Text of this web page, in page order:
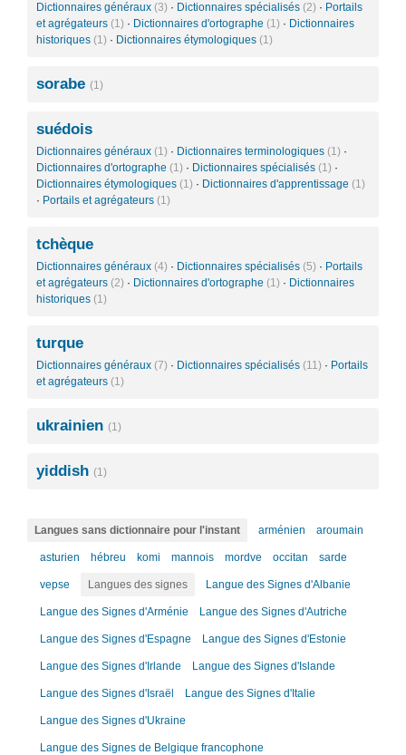
Dictionnaires généraux (3) · Dictionnaires spécialisés (2) · Portails
et agrégateurs (1) · Dictionnaires d'ortographe (1) · Dictionnaires
historiques (1) · Dictionnaires étymologiques (1)
sorabe (1)
suédois
Dictionnaires généraux (1) · Dictionnaires terminologiques (1) ·
Dictionnaires d'ortographe (1) · Dictionnaires spécialisés (1) ·
Dictionnaires étymologiques (1) · Dictionnaires d'apprentissage (1)
· Portails et agrégateurs (1)
tchèque
Dictionnaires généraux (4) · Dictionnaires spécialisés (5) · Portails
et agrégateurs (2) · Dictionnaires d'ortographe (1) · Dictionnaires
historiques (1)
turque
Dictionnaires généraux (7) · Dictionnaires spécialisés (11) · Portails
et agrégateurs (1)
ukrainien (1)
yiddish (1)
Langues sans dictionnaire pour l'instant arménien aroumain
asturien hébreu komi mannois mordve occitan sarde
vepse Langues des signes Langue des Signes d'Albanie
Langue des Signes d'Arménie Langue des Signes d'Autriche
Langue des Signes d'Espagne Langue des Signes d'Estonie
Langue des Signes d'Irlande Langue des Signes d'Islande
Langue des Signes d'Israël Langue des Signes d'Italie
Langue des Signes d'Ukraine
Langue des Signes de Belgique francophone